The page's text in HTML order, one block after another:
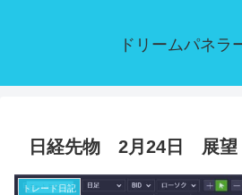
ドリームパネラ
日経先物 2月24日 展望
トレード日記